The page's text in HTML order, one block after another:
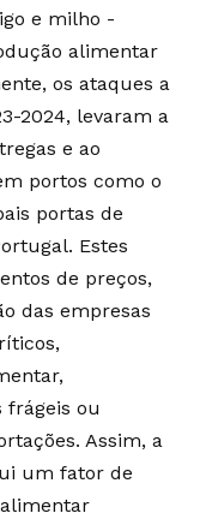
e milho -
alimentar
os ataques a
2024, levaram a
e ao
portos como o
portas de
Estes
de preços,
das empresas
frágeis ou
Assim, a
um fator de